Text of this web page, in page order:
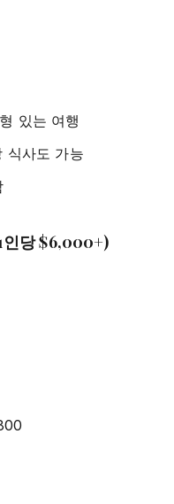
있는 여행
식사도 가능
인당 $6,000+)